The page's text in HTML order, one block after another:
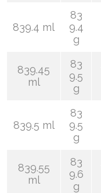
839.4 ml
83
9.4
g
839.45
ml
83
9.5
g
839.5 ml
83
9.5
g
839.55
ml
83
9.6
g